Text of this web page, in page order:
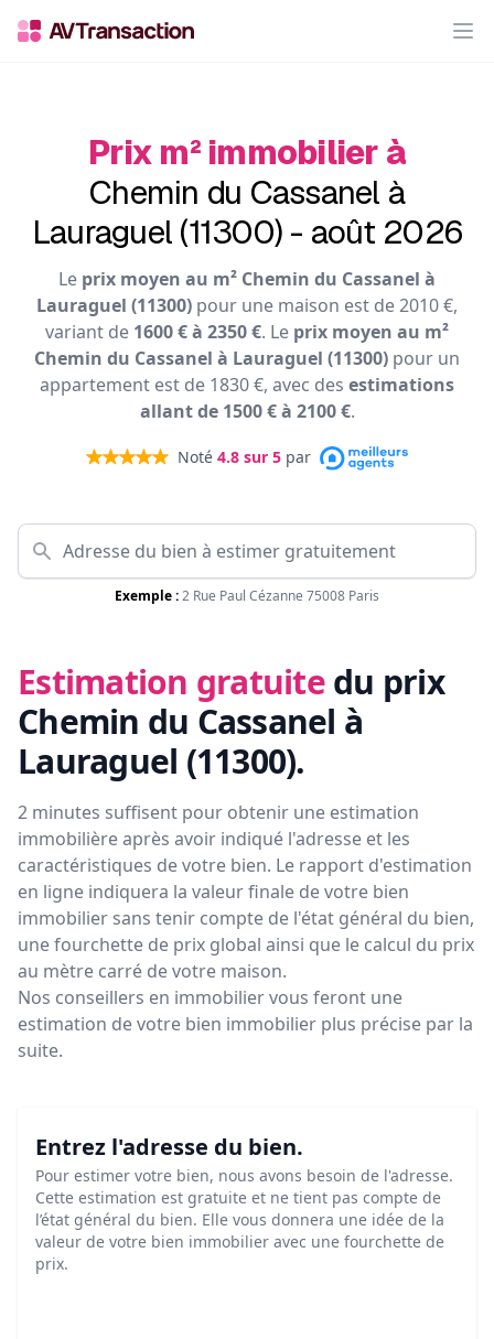
Prix m² immobilier à
Chemin du Cassanel à
Lauraguel (11300) - août 2026
Le prix moyen au m² Chemin du Cassanel à
Lauraguel (11300) pour une maison est de 2010 €,
variant de 1600 € à 2350 €. Le prix moyen au m²
Chemin du Cassanel à Lauraguel (11300) pour un
appartement est de 1830 €, avec des estimations
allant de 1500 € à 2100 €.
Noté 4.8 sur 5 par
Exemple :2 Rue Paul Cézanne 75008 Paris
Estimation gratuite du prix
Chemin du Cassanel à
Lauraguel (11300).
2 minutes suffisent pour obtenir une estimation
immobilière après avoir indiqué l'adresse et les
caractéristiques de votre bien. Le rapport d'estimation
en ligne indiquera la valeur finale de votre bien
immobilier sans tenir compte de l'état général du bien,
une fourchette de prix global ainsi que le calcul du prix
au mètre carré de votre maison.
Nos conseillers en immobilier vous feront une
estimation de votre bien immobilier plus précise par la
suite.
Entrez l'adresse du bien.
Pour estimer votre bien, nous avons besoin de l'adresse.
Cette estimation est gratuite et ne tient pas compte de
l’état général du bien. Elle vous donnera une idée de la
valeur de votre bien immobilier avec une fourchette de
prix.